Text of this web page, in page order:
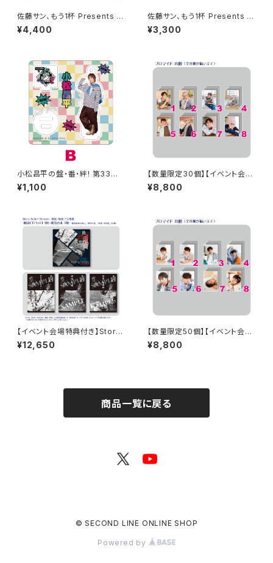
佐藤サン、もう1杯 Presents 佐
藤拓也、39歳のお誕生日会 39
（Thank you）CD
¥4,400
佐藤サン、もう1杯 Presents み
んなに会いに行くよ！IN 大阪 乾
杯トーク音源「みんなと乾杯! IN
¥3,300
小松昌平の盤・番・絆! 第33回、
第34回 アクリルスタンド B
¥1,100
【数量限定30個】【イベント会場
特典付き】SECOND LINE Pre
sents みんなに会いに行くよ!
¥8,800
【イベント会場特典付き】Story
Teller（Terror） 朗読・怪談 第
3回 三大怨霊 朗読セット
¥12,650
【数量限定50個】【イベント会場
特典付き】SECOND LINE Pre
sents みんなに会いに行くよ!
¥8,800
商品一覧に戻る
© SECOND LINE ONLINE SHOP
Powered by